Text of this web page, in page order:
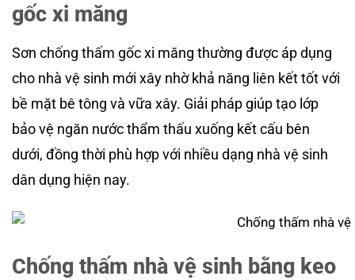
gốc xi măng
Sơn chống thấm gốc xi măng thường được áp dụng
cho nhà vệ sinh mới xây nhờ khả năng liên kết tốt với
bề mặt bê tông và vữa xây. Giải pháp giúp tạo lớp
bảo vệ ngăn nước thẩm thấu xuống kết cấu bên
dưới, đồng thời phù hợp với nhiều dạng nhà vệ sinh
dân dụng hiện nay.
Chống thấm nhà vệ sinh bằng keo